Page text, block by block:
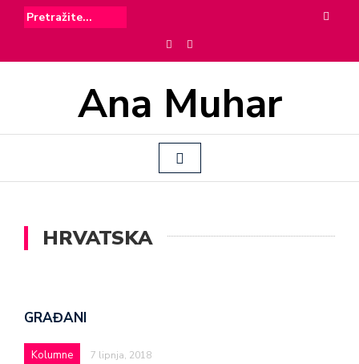
Ana Muhar
HRVATSKA
GRAĐANI
Kolumne 7 lipnja, 2018